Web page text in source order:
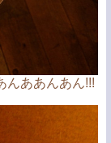
んああんあん!!!